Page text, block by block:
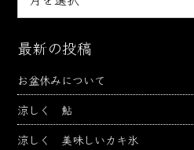
ー
イ
ブ
最新の投稿
お盆休みについて
涼しく 鮎
涼しく 美味しいカキ氷